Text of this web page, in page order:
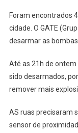
Foram encontrados
cidade. O GATE
desarmar as
Até as 21h de
sido desarmados,
remover mais
AS ruas precisaram
sensor de